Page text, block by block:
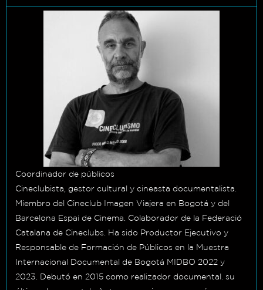
Coordinador de públicos
Cineclubista, gestor cultural y cineasta documentalista.
Miembro del Cineclub Imagen Viajera en Bogotá y del
Barcelona Espai de Cinema. Colaborador de la Federació
Catalana de Cineclubs. Ha sido Productor Ejecutivo y
Responsable de Formación de Públicos en la Muestra
Internacional Documental de Bogotá MIDBO 2022 y
2023. Debutó en 2015 como realizador documental. su